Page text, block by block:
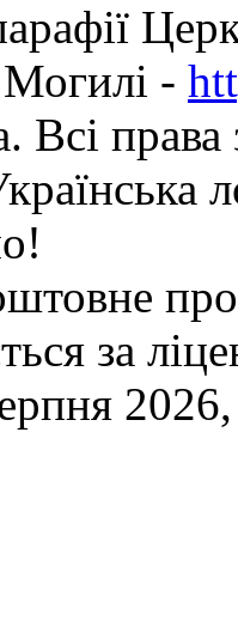
-
Всі
за